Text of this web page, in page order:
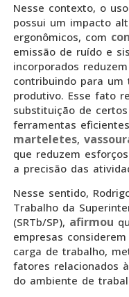
Nesse contexto, o
possui um impacto
ergonômicos, com
emissão de ruído e
incorporados
contribuindo para
produtivo. Esse fato
substituição de
ferramentas
marteletes,
que reduzem
a precisão das
Nesse sentido,
Trabalho da
(SRTb/SP), afirmou
empresas
carga de trabalho,
fatores relacionados
do ambiente de